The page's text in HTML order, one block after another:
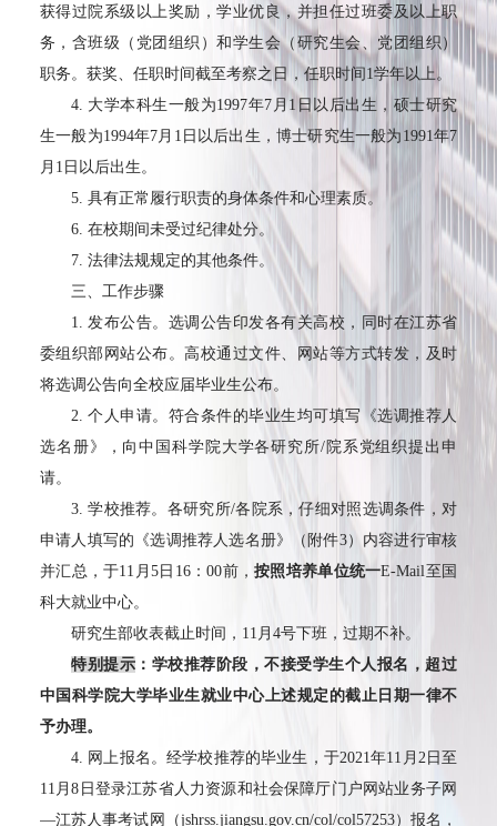
获得过院系级以上奖励，学业优良，并担任过班委及以上职
务，含班级（党团组织）和学生会（研究生会、党团组织）
职务。获奖、任职时间截至考察之日，任职时间 1学年以上。
4. 大学本科生一般为1997年7 月1 日以后出生，硕士研究
生一般为1994年7月 1 日以后出生，博士研究生一般为 1991年7
月 1 日以后出生。
5. 具有正常履行职责的身体条件和心理素质。
6. 在校期间未受过纪律处分。
7. 法律法规规定的其他条件。
三、工作步骤
1.发布公告。选调公告印发各有关高校，同时在江苏省
委组织部网站公布。高校通过文件、网站等方式转发，及时
将选调公告向全校应届毕业生公布。
2.个人申请。符合条件的毕业生均可填写《选调推荐人
选名册》，向中国科学院大学各研究所/院系党组织提出申
请。
3.学校推荐。各研究所/各院系，仔细对照选调条件，对
申请人填写的《选调推荐人选名册》（附件3）内容进行审核
并汇总，于11 月5 日 16：00前，按照培养单位统一E-Mail至国
科大就业中心。
研究生部收表截止时间， 11 月 4号下班，过期不补。
特别提示 ：学校推荐阶段，不接受学生个人报名，超过
中国科学院大学毕业生就业中心上述规定的截止日期一律不
予办理。
4. 网上报名。经学校推荐的毕业生，于2021年11 月 2日至
11 月8 日登录江苏省人力资源和社会保障厅门户网站业务子网
—江苏人事考试网（jshrss.jiangsu.gov.cn/col/col57253）报名，